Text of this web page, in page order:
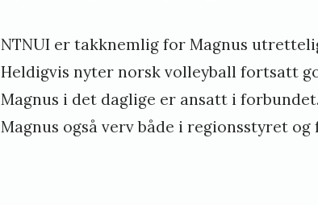
NTNUI er takknemlig for Magnus
Heldigvis nyter norsk volleyball fortsatt
Magnus i det daglige er ansatt i
Magnus også verv både i regionsstyret og